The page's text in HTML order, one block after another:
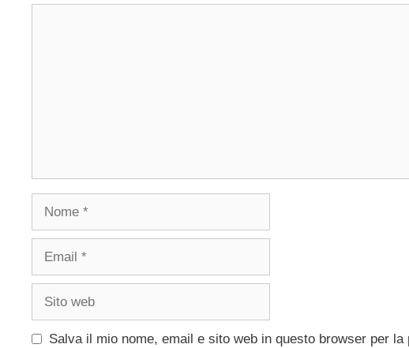
Nome
Email
Sito
Salva il mio nome, email e sito web in questo browser per